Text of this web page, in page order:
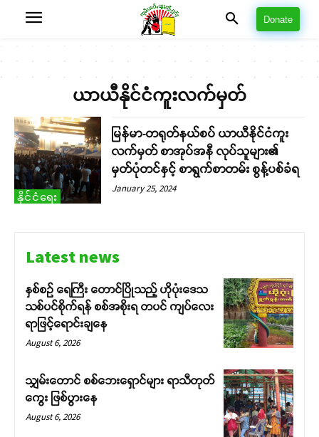
Donate
ယာယီနိုင်ငံကူးလက်မှတ်
နိုင်ငံရေး
မြန်မာ-တရုတ်နယ်စပ် ယာယီနိုင်ငံကူး
လက်မှတ် စာအုပ်အနီ လုပ်သူများ၏
မှတ်ပုံတင်နှင့် စာရွက်စာတမ်း စွန့်ပစ်ခံရ
January 25, 2024
Latest news
နှစ်စဉ် ရေကြီး တောင်ပြိုသည့် ဟိုပုံးဒေသ
သစ်ပင်စိုက်ရန် စစ်အစိုးရ တပင် ကျပ်လေး
ရာဖြင့်ရောင်းချနေ
August 6, 2026
သျှမ်းတောင် စစ်ဘေးရှောင်များ ရာသီတုတ်
ကွေး ဖြစ်ပွားနေ
August 6, 2026